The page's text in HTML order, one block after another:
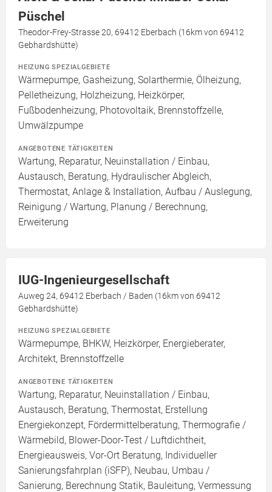
Püschel
Theodor-Frey-Strasse 20, 69412 Eberbach (16km von 69412
Gebhardshütte)
HEIZUNG SPEZIALGEBIETE
Wärmepumpe, Gasheizung, Solarthermie, Ölheizung,
Pelletheizung, Holzheizung, Heizkörper,
Fußbodenheizung, Photovoltaik, Brennstoffzelle,
Umwälzpumpe
ANGEBOTENE TÄTIGKEITEN
Wartung, Reparatur, Neuinstallation / Einbau,
Austausch, Beratung, Hydraulischer Abgleich,
Thermostat, Anlage & Installation, Aufbau / Auslegung,
Reinigung / Wartung, Planung / Berechnung,
Erweiterung
IUG-Ingenieurgesellschaft
Auweg 24, 69412 Eberbach / Baden (16km von 69412
Gebhardshütte)
HEIZUNG SPEZIALGEBIETE
Wärmepumpe, BHKW, Heizkörper, Energieberater,
Architekt, Brennstoffzelle
ANGEBOTENE TÄTIGKEITEN
Wartung, Reparatur, Neuinstallation / Einbau,
Austausch, Beratung, Thermostat, Erstellung
Energiekonzept, Fördermittelberatung, Thermografie /
Wärmebild, Blower-Door-Test / Luftdichtheit,
Energieausweis, Vor-Ort Beratung, Individueller
Sanierungsfahrplan (iSFP), Neubau, Umbau /
Sanierung, Berechnung Statik, Bauleitung, Vermessung